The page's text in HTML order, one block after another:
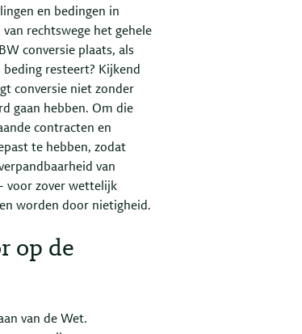
en bedingen in
rechtswege het gehele
conversie plaats, als
resteert? Kijkend
conversie niet zonder
gaan hebben. Om die
contracten en
te hebben, zodat
van
voor zover wettelijk
worden door nietigheid.
op de
van de Wet.